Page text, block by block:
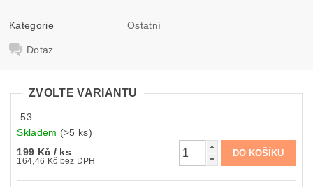
Kategorie Ostatní
Dotaz
ZVOLTE VARIANTU
53
Skladem (>5 ks)
199 Kč / ks
164,46 Kč bez DPH